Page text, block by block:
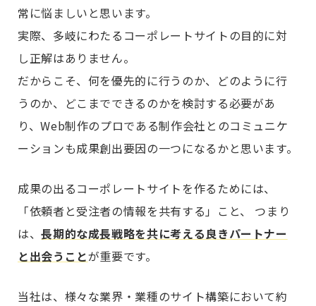
常に悩ましいと思います。
実際、多岐にわたるコーポレートサイトの目的に対
し正解はありません。
だからこそ、何を優先的に行うのか、どのように行
うのか、どこまでできるのかを検討する必要があ
り、Web制作のプロである制作会社とのコミュニケ
ーションも成果創出要因の一つになるかと思います。
成果の出るコーポレートサイトを作るためには、
「依頼者と受注者の情報を共有する」こと、 つまり
は、長期的な成長戦略を共に考える良きパートナー
と出会うことが重要です。
当社は、様々な業界・業種のサイト構築において約